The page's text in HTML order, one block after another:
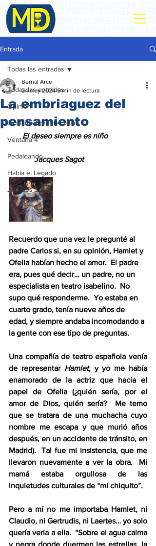
Entrada
Todas las entradas
Opinión
La ultima hora del Team
Ventana 4
Pedaleando
Habla el Legado
Jacques Sagot
Todas las entradas
La embriaguez del
pensamiento
Bernal Arce
24 may 2024 5 min de lectura
       El deseo siempre es niño
             Jacques Sagot
Recuerdo que una vez le pregunté al
padre Carlos si, en su opinión, Hamlet y
Ofelia habían hecho el amor.  El padre
era, pues qué decir… un padre, no un
especialista en teatro isabelino.  No
supo qué responderme.  Yo estaba en
cuarto grado, tenía nueve años de
edad, y siempre andaba incomodando a
la gente con ese tipo de preguntas.
Una compañía de teatro española venía
de representar Hamlet, y yo me había
enamorado de la actriz que hacía el
papel de Ofelia (¿quién sería, por el
amor de Dios, quién sería?  Me temo
que se tratara de una muchacha cuyo
nombre me escapa y que murió años
después, en un accidente de tránsito, en
Madrid).  Tal fue mi insistencia, que me
llevaron nuevamente a ver la obra.  Mi
mamá estaba orgullosa de las
inquietudes culturales de “mi chiquito”.
Pero a mí no me importaba Hamlet, ni
Claudio, ni Gertrudis, ni Laertes… yo solo
quería verla a ella.  “Sobre el agua calma
y negra donde duermen las estrellas, la